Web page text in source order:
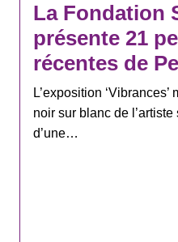
La Fondation
présente 21
récentes de
L’exposition
noir sur blanc de
d’une…